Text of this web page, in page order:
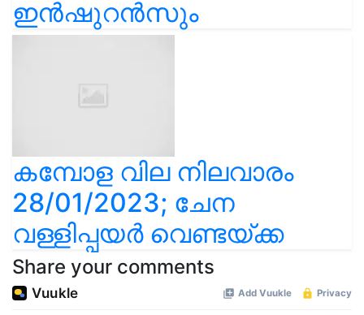
ഇൻഷുറൻസും
കമ്പോള വില നിലവാരം
28/01/2023; ചേന
വള്ളിപ്പയർ വെണ്ടയ്ക്ക
Share your comments